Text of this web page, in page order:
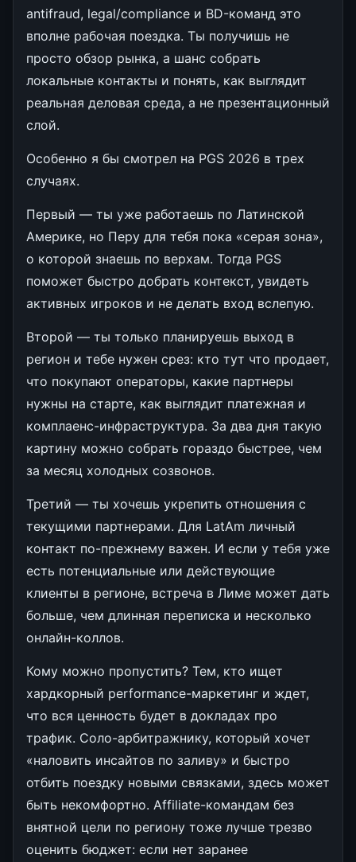
antifraud, legal/compliance и BD-команд это
вполне рабочая поездка. Ты получишь не
просто обзор рынка, а шанс собрать
локальные контакты и понять, как выглядит
реальная деловая среда, а не презентационный
слой.
Особенно я бы смотрел на PGS 2026 в трех
случаях.
Первый — ты уже работаешь по Латинской
Америке, но Перу для тебя пока «серая зона»,
о которой знаешь по верхам. Тогда PGS
поможет быстро добрать контекст, увидеть
активных игроков и не делать вход вслепую.
Второй — ты только планируешь выход в
регион и тебе нужен срез: кто тут что продает,
что покупают операторы, какие партнеры
нужны на старте, как выглядит платежная и
комплаенс-инфраструктура. За два дня такую
картину можно собрать гораздо быстрее, чем
за месяц холодных созвонов.
Третий — ты хочешь укрепить отношения с
текущими партнерами. Для LatAm личный
контакт по-прежнему важен. И если у тебя уже
есть потенциальные или действующие
клиенты в регионе, встреча в Лиме может дать
больше, чем длинная переписка и несколько
онлайн-коллов.
Кому можно пропустить? Тем, кто ищет
хардкорный performance-маркетинг и ждет,
что вся ценность будет в докладах про
трафик. Соло-арбитражнику, который хочет
«наловить инсайтов по заливу» и быстро
отбить поездку новыми связками, здесь может
быть некомфортно. Affiliate-командам без
внятной цели по региону тоже лучше трезво
оценить бюджет: если нет заранее